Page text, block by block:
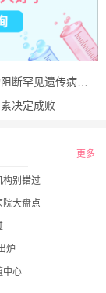
遗传病圆生育梦
决定成败
更多
构别错过
院大盘点
炉
中心